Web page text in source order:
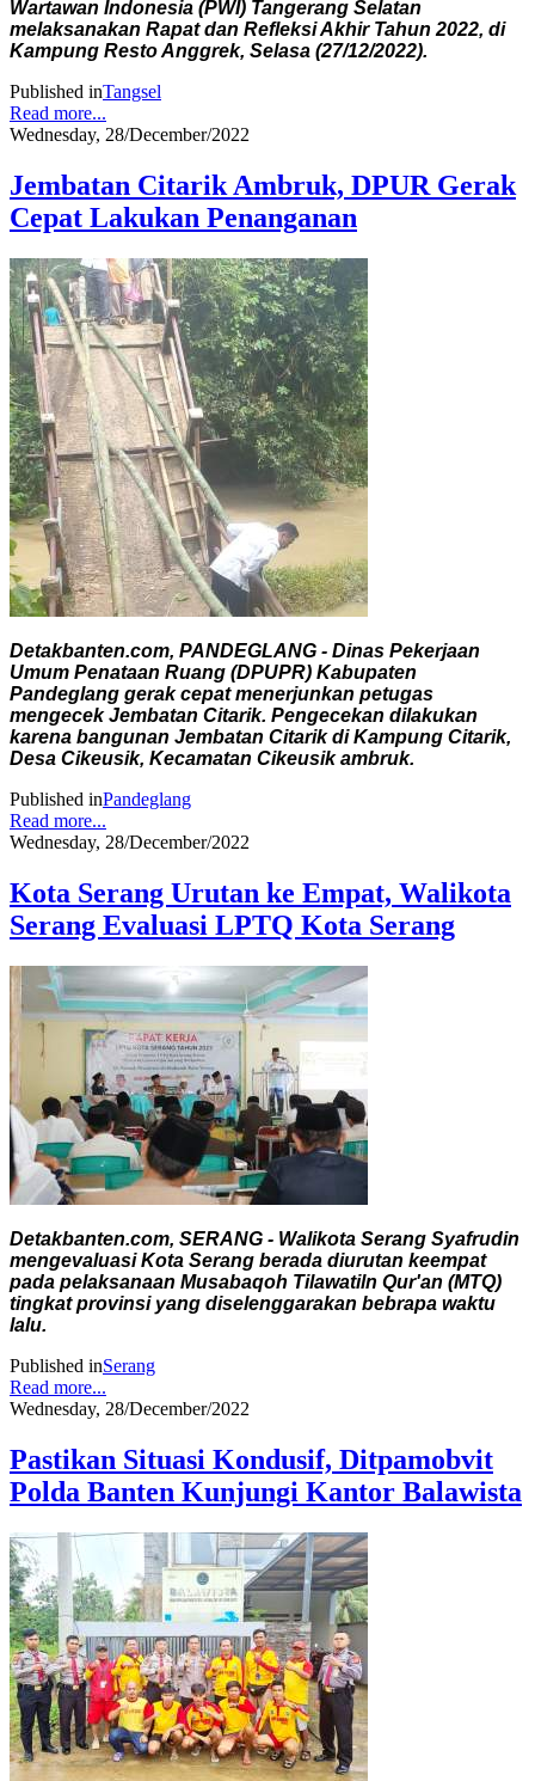
Wartawan Indonesia (PWI) Tangerang Selatan
melaksanakan Rapat dan Refleksi Akhir Tahun 2022, di
Kampung Resto Anggrek, Selasa (27/12/2022).
Published inTangsel
Read more...
Wednesday, 28/December/2022
Jembatan Citarik Ambruk, DPUR Gerak
Cepat Lakukan Penanganan
Detakbanten.com, PANDEGLANG - Dinas Pekerjaan
Umum Penataan Ruang (DPUPR) Kabupaten
Pandeglang gerak cepat menerjunkan petugas
mengecek Jembatan Citarik. Pengecekan dilakukan
karena bangunan Jembatan Citarik di Kampung Citarik,
Desa Cikeusik, Kecamatan Cikeusik ambruk.
Published inPandeglang
Read more...
Wednesday, 28/December/2022
Kota Serang Urutan ke Empat, Walikota
Serang Evaluasi LPTQ Kota Serang
Detakbanten.com, SERANG - Walikota Serang Syafrudin
mengevaluasi Kota Serang berada diurutan keempat
pada pelaksanaan Musabaqoh Tilawatiln Qur'an (MTQ)
tingkat provinsi yang diselenggarakan bebrapa waktu
lalu.
Published inSerang
Read more...
Wednesday, 28/December/2022
Pastikan Situasi Kondusif, Ditpamobvit
Polda Banten Kunjungi Kantor Balawista